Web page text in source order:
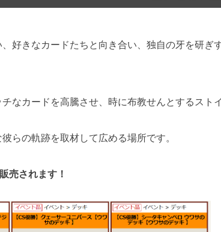
好きなカードたちと向き合い、独自の牙を研ぎ
なカードを高騰させ、時に布教せんとするスト
らの軌跡を取材して広める場所です。
売されます！